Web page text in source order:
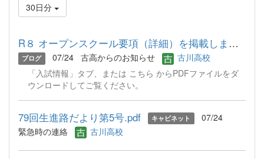
30日分
R８ オープンスクール要項（詳細）を掲載しました
ブログ 07/24 古高からのお知らせ
古川高校
「入試情報」タブ、または こちら からPDFファイルをダ
ウンロードしてご覧ください。
79回生進路だより第5号.pdf キャビネット
07/24
緊急時の連絡
古川高校